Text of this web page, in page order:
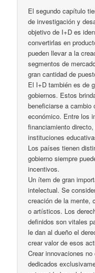
El segundo capítulo
de investigación y
objetivo de I+D es
convertirlas en
pueden llevar a la
segmentos de
gran cantidad de
El I+D también es de
gobiernos. Estos
beneficiarse a cambio
económico. Entre los
financiamiento
instituciones
Los países tienen
gobierno siempre
incentivos.
Un ítem de gran
intelectual. Se
creación de la mente,
o artísticos. Los
definidos son vitales
le dan al dueño el
crear valor de esos
Crear innovaciones
dedicados